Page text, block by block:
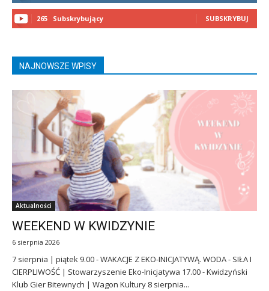
265 Subskrybujący SUBSKRYBUJ
NAJNOWSZE WPISY
Aktualności
WEEKEND W KWIDZYNIE
6 sierpnia 2026
7 sierpnia | piątek 9.00 - WAKACJE Z EKO-INICJATYWĄ. WODA - SIŁA I
CIERPLIWOŚĆ | Stowarzyszenie Eko-Inicjatywa 17.00 - Kwidzyński
Klub Gier Bitewnych | Wagon Kultury 8 sierpnia...